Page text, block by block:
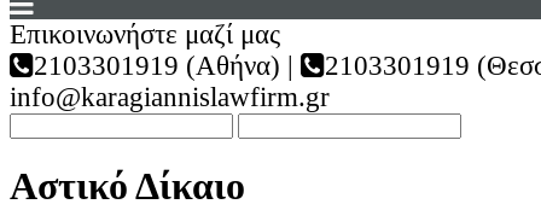
Επικοινωνήστε μαζί μας
2103301919 (Αθήνα) |
2103301919
info@karagiannislawfirm.gr
Αστικό Δίκαιο